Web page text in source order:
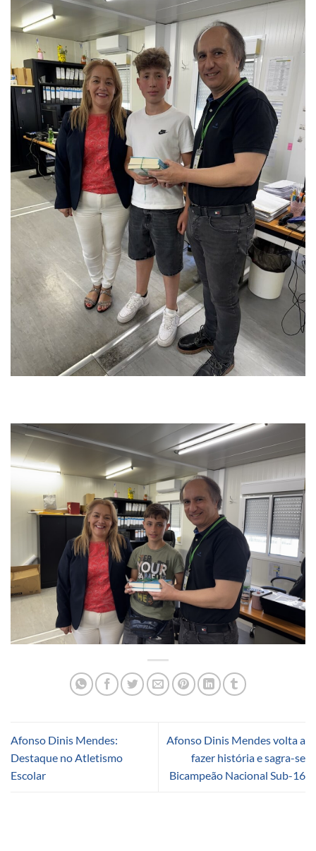
Afonso Dinis Mendes:
Destaque no Atletismo
Escolar
Afonso Dinis Mendes volta a
fazer história e sagra-se
Bicampeão Nacional Sub-16